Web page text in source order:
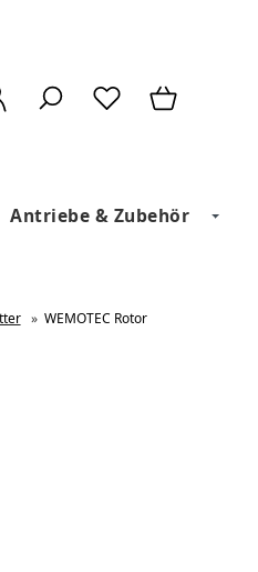
Antriebe & Zubehör
» WEMOTEC Rotor